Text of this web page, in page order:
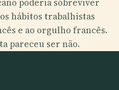
poderia sobreviver
hábitos trabalhistas
e ao orgulho francês.
pareceu ser não.